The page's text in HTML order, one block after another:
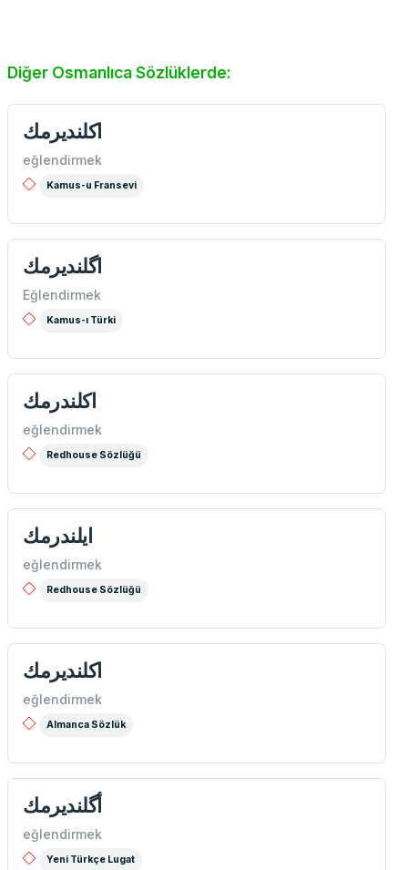
Diğer Osmanlıca Sözlüklerde:
اكلنديرمك
eğlendirmek
Kamus-u Fransevi
اگلنديرمك
Eğlendirmek
Kamus-ı Türki
اكلندرمك
eğlendirmek
Redhouse Sözlüğü
ایلندرمك
eğlendirmek
Redhouse Sözlüğü
اكلندیرمك
eğlendirmek
Almanca Sözlük
أگلنديرمك
eğlendirmek
Yeni Türkçe Lugat